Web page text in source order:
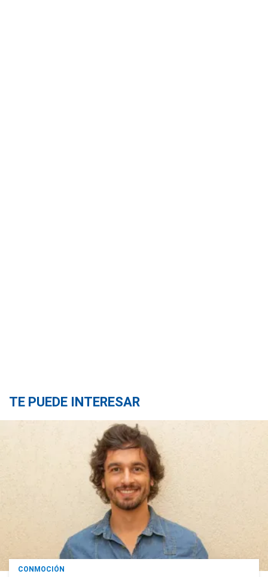
TE PUEDE INTERESAR
CONMOCIÓN